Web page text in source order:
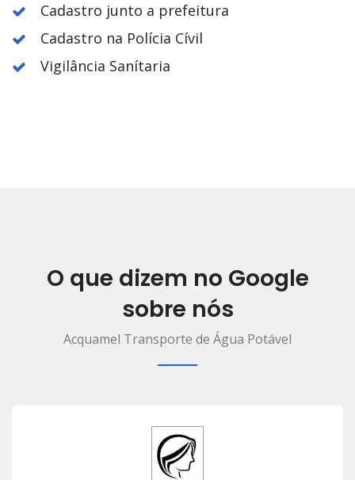
Cadastro junto a prefeitura
Cadastro na Polícia Cívil
Vigilância Sanítaria
O que dizem no Google
sobre nós
Acquamel Transporte de Água Potável